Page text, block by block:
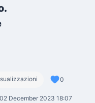
0
December 2023 18:07